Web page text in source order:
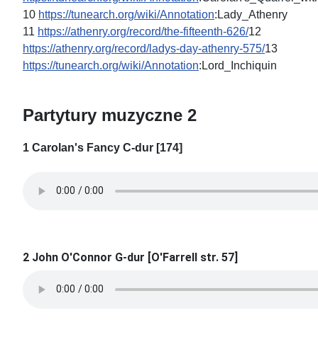
10 https://tunearch.org/wiki/Annotation:Lady_Athenry
11 https://athenry.org/record/the-fifteenth-626/12
https://athenry.org/record/ladys-day-athenry-575/13
https://tunearch.org/wiki/Annotation:Lord_Inchiquin
Partytury muzyczne 2
1 Carolan's Fancy C-dur [174]
2 John O'Connor G-dur [O'Farrell str. 57]